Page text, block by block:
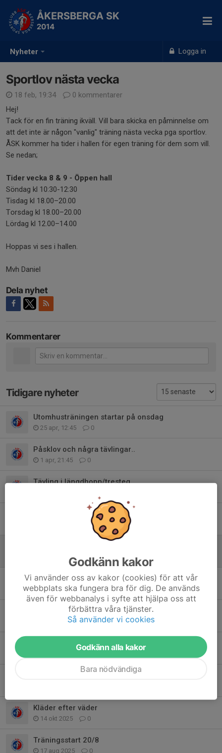
Nyheter Logga in
ÅKERSBERGA SK
2014
Sportlov nästa vecka
18 feb, 19:34
0 kommentarer
Hej!
Tack för en fin träning ikväll. Vill bara skicka en påminnelse om
att det inte är någon "vanlig" träning nästa vecka pga sportlov.
ÅSK kommer ha tider i hallen för egen träning för dem som vill.
Se nedan;
Tider vecka 8 & 9 - Öppen hall
Söndag kl 10:30-12:30
Tisdag kl 18.00–20.00
Torsdag kl 18.00–20.00
Lördag kl 12.00–14.00
Hoppas vi ses i hallen.
Mvh Daniel
Dela nyhet
Kommentarer
Tidigare nyheter
Utomhusträningen startar på onsdag
25 apr, 12:45 0
Påsklov och några tävlingar..
1 apr, 21:45 0
Tävling i längdhopp/tresteg
Två roliga tävlingar
0
18 feb, 19:34 0
12 jan, 09:53 0
Lite information..
16 dec 2025 1
Inomhusträning 12/11
Höstlov och kommande tävlingar
Kläder efter väder
14 okt 2025 0
Träningsstart 20/8
17 aug 2025 0
Godkänn kakor
Vi använder oss av kakor (cookies) för att vår
webbplats ska fungera bra för dig. De används
även för webbanalys i syfte att hjälpa oss att
förbättra våra tjänster.
Så använder vi cookies
Godkänn alla kakor
Bara nödvändiga